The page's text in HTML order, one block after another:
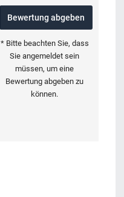
Bewertung abgeben
* Bitte beachten Sie, dass
Sie angemeldet sein
müssen, um eine
Bewertung abgeben zu
können.